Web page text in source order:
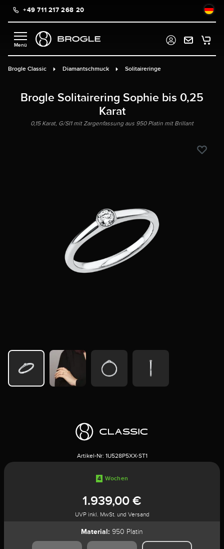
springen
+49 711 217 268 20
Brogle Classic Diamantschmuck Solitaireringe
Brogle Solitairering Sophie bis 0,25
Karat
0,15 Karat, G/SI1 mit Zargenfassung aus 950 Platin mit Brillant
Artikel-Nr: 1U528P5XX-ST1
4 Wochen
1.939,00 €
UVP inkl. MwSt. und Versand
Material: 950 Platin